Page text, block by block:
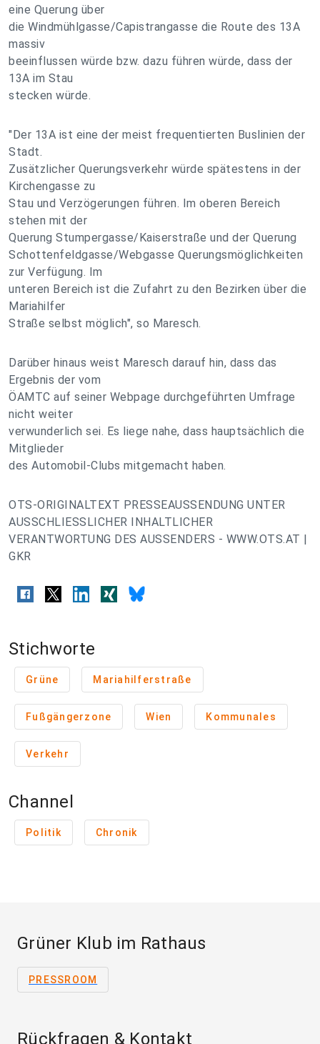
eine Querung über
die Windmühlgasse/Capistrangasse die Route des 13A
massiv
beeinflussen würde bzw. dazu führen würde, dass der
13A im Stau
stecken würde.
"Der 13A ist eine der meist frequentierten Buslinien der
Stadt.
Zusätzlicher Querungsverkehr würde spätestens in der
Kirchengasse zu
Stau und Verzögerungen führen. Im oberen Bereich
stehen mit der
Querung Stumpergasse/Kaiserstraße und der Querung
Schottenfeldgasse/Webgasse Querungsmöglichkeiten
zur Verfügung. Im
unteren Bereich ist die Zufahrt zu den Bezirken über die
Mariahilfer
Straße selbst möglich", so Maresch.
Darüber hinaus weist Maresch darauf hin, dass das
Ergebnis der vom
ÖAMTC auf seiner Webpage durchgeführten Umfrage
nicht weiter
verwunderlich sei. Es liege nahe, dass hauptsächlich die
Mitglieder
des Automobil-Clubs mitgemacht haben.
OTS-ORIGINALTEXT PRESSEAUSSENDUNG UNTER
AUSSCHLIESSLICHER INHALTLICHER
VERANTWORTUNG DES AUSSENDERS - WWW.OTS.AT |
GKR
Stichworte
Grüne Mariahilferstraße
Fußgängerzone Wien Kommunales
Verkehr
Channel
Politik Chronik
Grüner Klub im Rathaus
PRESSROOM
Rückfragen & Kontakt